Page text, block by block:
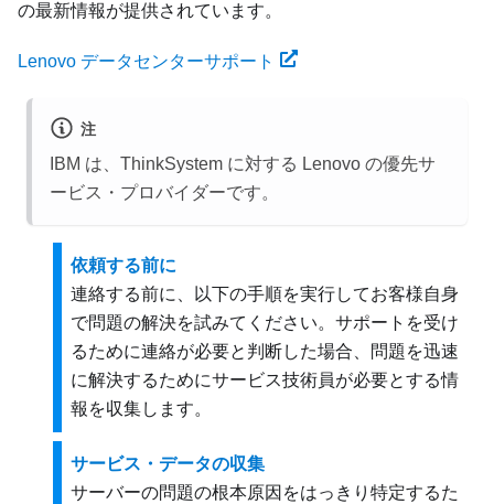
の最新情報が提供されています。
Lenovo データセンターサポート
注
IBM は、ThinkSystem に対する Lenovo の優先サ
ービス・プロバイダーです。
依頼する前に
連絡する前に、以下の手順を実行してお客様自身
で問題の解決を試みてください。サポートを受け
るために連絡が必要と判断した場合、問題を迅速
に解決するためにサービス技術員が必要とする情
報を収集します。
サービス・データの収集
サーバーの問題の根本原因をはっきり特定するた